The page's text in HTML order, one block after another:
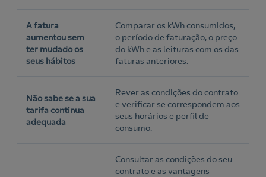
A fatura
aumentou sem
ter mudado os
seus hábitos
Comparar os kWh consumidos,
o período de faturação, o preço
do kWh e as leituras com os das
faturas anteriores.
Não sabe se a sua
tarifa continua
adequada
Rever as condições do contrato
e verificar se correspondem aos
seus horários e perfil de
consumo.
Consultar as condições do seu
contrato e as vantagens